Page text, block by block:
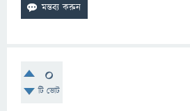
0
টি ভোট